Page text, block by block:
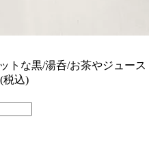
トな黒/湯呑/お茶やジュー
税込)